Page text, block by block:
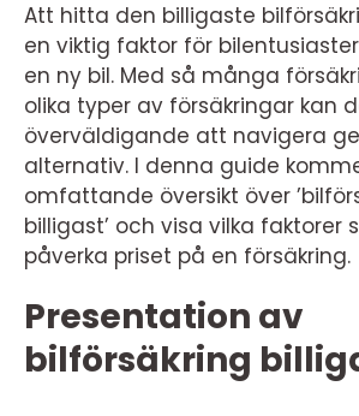
Att hitta den billigaste
en viktig faktor för
en ny bil. Med så många
olika typer av försäkringar kan
överväldigande att navigera
alternativ. I denna guide
omfattande översikt över
billigast’ och visa vilka faktorer
påverka priset på en försäkring.
Presentation av
bilförsäkring